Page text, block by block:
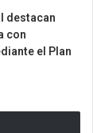
destacan
con
el Plan